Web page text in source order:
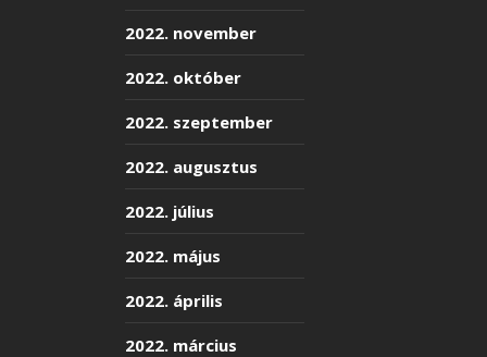
2022. november
2022. október
2022. szeptember
2022. augusztus
2022. július
2022. május
2022. április
2022. március